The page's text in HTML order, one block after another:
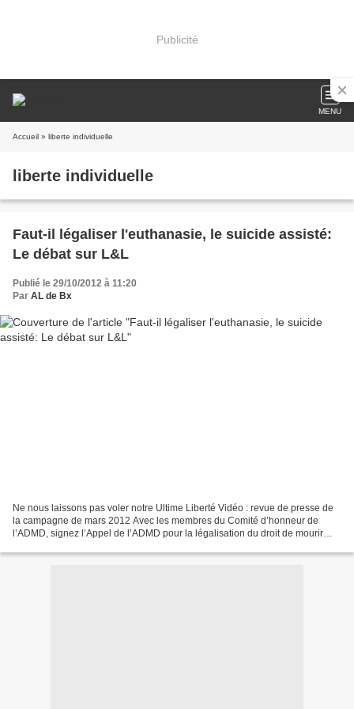
Publicité
MENU
Accueil » liberte individuelle
liberte individuelle
Faut-il légaliser l'euthanasie, le suicide assisté:
Le débat sur L&L
Publié le 29/10/2012 à 11:20
Par AL de Bx
Ne nous laissons pas voler notre Ultime Liberté Vidéo : revue de presse de
la campagne de mars 2012 Avec les membres du Comité d’honneur de
l’ADMD, signez l’Appel de l’ADMD pour la légalisation du droit de mourir